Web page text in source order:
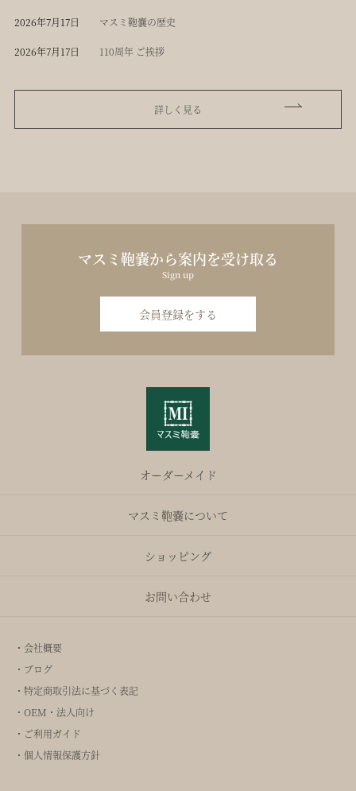
2026年7月17日 マスミ鞄嚢の歴史
2026年7月17日 110周年 ご挨拶
詳しく見る
マスミ鞄嚢から案内を受け取る
Sign up
会員登録をする
オーダーメイド
マスミ鞄嚢について
ショッピング
お問い合わせ
・会社概要
・ブログ
・特定商取引法に基づく表記
・OEM・法人向け
・ご利用ガイド
・個人情報保護方針